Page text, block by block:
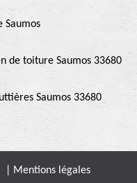
Saumos
de toiture Saumos 33680
Saumos 33680
| Mentions légales